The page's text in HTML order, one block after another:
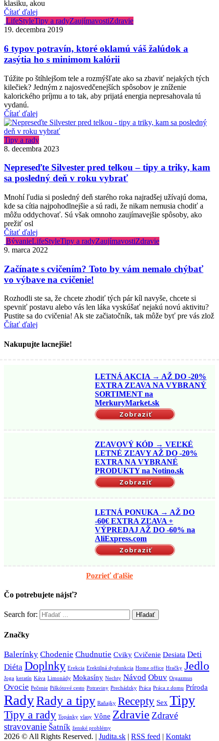
klasiku, akou
Čítať ďalej
LifeStyleTipy a radyZaujímavostiZdravie
19. decembra 2019
6 typov potravín, ktoré oklamú váš žalúdok a
zasýtia ho s minimom kalórii
Túžite po štíhlejšom tele a rozmýšľate ako sa zbaviť nejakých tých
kilečiek? Jedným z najosvedčenejších spôsobov je zníženie
kalorického príjmu a to tak, aby prijatá energia nepresahovala tú
vydanú.
Čítať ďalej
Tipy a rady
8. decembra 2023
Nepreseďte Silvester pred telkou – tipy a triky, kam
sa posledný deň v roku vybrať
Mnohí ľudia si posledný deň starého roka najradšej užívajú doma,
kde sa cítia najpohodlnejšie a sú radi, že nikam nemusia chodiť a
môžu oddychovať. Sú však omnoho zaujímavejšie spôsoby, ako
prežiť osl
Čítať ďalej
BývanieLifeStyleTipy a radyZaujímavostiZdravie
9. marca 2022
Začínate s cvičením? Toto by vám nemalo chýbať
vo výbave na cvičenie!
Rozhodli ste sa, že chcete zhodiť tých pár kíl navyše, chcete si
spevniť postavu alebo vás len láka vyskúšať nejakú novú aktivitu?
Pustite sa do cvičenia! Ak ste začiatočník, tak môže byť pre vás zlož
Čítať ďalej
Nakupujte lacnejšie!
LETNÁ AKCIA → AŽ DO -20%
EXTRA ZĽAVA NA VYBRANÝ
SORTIMENT na
MerkuryMarket.sk
Zobraziť
ZĽAVOVÝ KÓD → VEĽKÉ
LETNÉ ZĽAVY AŽ DO -20%
EXTRA NA VYBRANÉ
PRODUKTY na Notino.sk
Zobraziť
LETNÁ PONUKA → AŽ DO
-60€ EXTRA ZĽAVA +
VÝPREDAJ AŽ DO -60% na
AliExpress.com
Zobraziť
Pozrieť ďalšie
Čo potrebujete nájsť?
Search for:
Značky
Balerínky Chodenie Chudnutie Cviky Cvičenie Desiata Deti
Diéta Doplnky Erekcia Erektilná dysfunkcia Home office Hračky Jedlo
Joga keratín Káva Limonády Mokasíny Nechty Návod Obuv Orgazmus
Ovocie Pečenie Piškótové cesto Potraviny Prechádzky Práca Práca z domu Príroda
RadyRady a tipy Raňajky Recepty Sex Tipy
Tipy a rady Topánky vlasy Vône Zdravie Zdravé
stravovanie Šatník ženské problémy
2026 © All Rights Reserved. | Judita.sk | RSS feed | Kontakt